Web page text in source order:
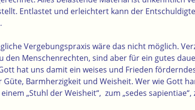
Entlastet und erleichtert kann der
Vergebungspraxis wäre das nicht möglich.
den Menschenrechten, sind aber für ein gutes
hat uns damit ein weises und Frieden
Güte, Barmherzigkeit und Weisheit. Wer wie Gott
„Stuhl der Weisheit“, zum „sedes